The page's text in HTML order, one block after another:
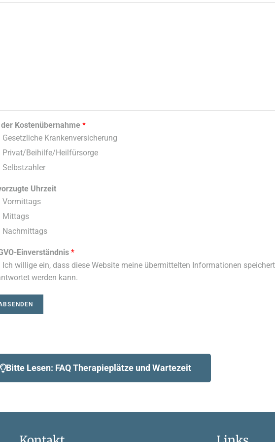
Kostenübernahme *
Gesetzliche Krankenversicherung
Privat/Beihilfe/Heilfürsorge
Selbstzahler
Uhrzeit
Vormittags
Mittags
Nachmittags
Einverständnis *
Ich willige ein, dass diese Website meine übermittelten Informationen
werden kann.
Bitte Lesen: FAQ Therapieplätze und Wartezeit